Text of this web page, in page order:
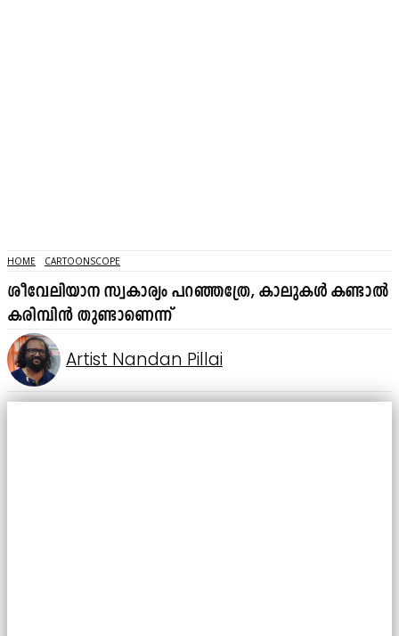
HOME CARTOONSCOPE
ശീവേലിയാന സ്വകാര്യം പറഞ്ഞത്രേ, കാലുകൾ കണ്ടാൽ
കരിമ്പിൻ തുണ്ടാണെന്ന്
Artist Nandan Pillai